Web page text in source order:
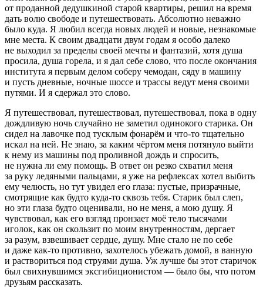
от проданной дедушкиной старой квартиры, решил на время
дать волю свободе и путешествовать. Абсолютно неважно
было куда. Я любил всегда новых людей и новые, незнакомые
мне места. К своим двадцати двум годам я особо далеко
не выходил за пределы своей мечты и фантазий, хотя душа
просила, душа горела, и я дал себе слово, что после окончания
института я первым делом соберу чемодан, сяду в машину
и пусть дневные, ночные шоссе и трассы ведут меня своими
путями. И я сдержал это слово.
Я путешествовал, путешествовал, путешествовал, пока в одну
дождливую ночь случайно не заметил одинокого старика. Он
сидел на лавочке под тусклым фонарём и что-то тщательно
искал на ней. Не знаю, за каким чёртом меня потянуло выйти
к нему из машины под проливной дождь и спросить,
не нужна ли ему помощь. В ответ он резко схватил меня
за руку ледяными пальцами, я уже на рефлексах хотел выбить
ему челюсть, но тут увидел его глаза: пустые, призрачные,
смотрящие как будто куда-то сквозь тебя. Старик был слеп,
но эти глаза будто оценивали, но не меня, а мою душу. Я
чувствовал, как его взгляд пронзает моё тело тысячами
иголок, как он скользит по моим внутренностям, дергает
за разум, взвешивает сердце, душу. Мне стало не по себе
и даже как-то противно, захотелось убежать домой, в ванную
и раствориться под струями душа. Уж лучше бы этот старичок
был свихнувшимся эксгибиционистом — было бы, что потом
друзьям рассказать.